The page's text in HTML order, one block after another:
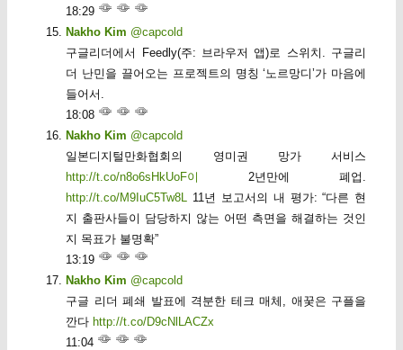
18:29
Nakho Kim @capcold
구글리더에서 Feedly(주: 브라우저 앱)로 스위치. 구글리
더 난민을 끌어오는 프로젝트의 명칭 ‘노르망디’가 마음에
들어서.
18:08
Nakho Kim @capcold
일본디지털만화협회의 영미권 망가 서비스
http://t.co/n8o6sHkUoF이
2년만에 폐업.
http://t.co/M9IuC5Tw8L
11년 보고서의 내 평가: “다른 현
지 출판사들이 담당하지 않는 어떤 측면을 해결하는 것인
지 목표가 불명확”
13:19
Nakho Kim @capcold
구글 리더 폐쇄 발표에 격분한 테크 매체, 애꿎은 구플을
깐다http://t.co/D9cNlLACZx
11:04